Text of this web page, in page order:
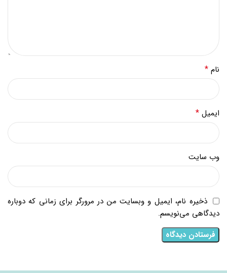
نام *
ایمیل *
وب‌ سایت
ذخیره نام، ایمیل و وبسایت من در مرورگر برای زمانی که دوباره
دیدگاهی می‌نویسم.